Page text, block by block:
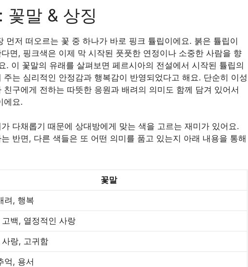
꽃말 & 상징
먼저 떠오르는 꽃 중 하나가 바로 핑크 튤립이에요. 붉은 튤립이
면, 핑크색은 이제 막 시작된 풋풋한 연정이나 소중한 사람을 향
. 이 꽃말의 유래를 살펴보면 페르시아의 전설에서 시작된 튤립의
는 심리적인 안정감과 행복감이 반영되었다고 해요. 단순히 이성
구에게 전하는 따뜻한 응원과 배려의 의미도 함께 담겨 있어서
에요.
다채롭기 때문에 상대방에게 맞는 색을 고르는 재미가 있어요.
반면, 다른 색들은 또 어떤 의미를 품고 있는지 아래 내용을 통해
꽃말
려, 행복
백, 열정적인 사랑
사랑, 고귀함
억, 용서